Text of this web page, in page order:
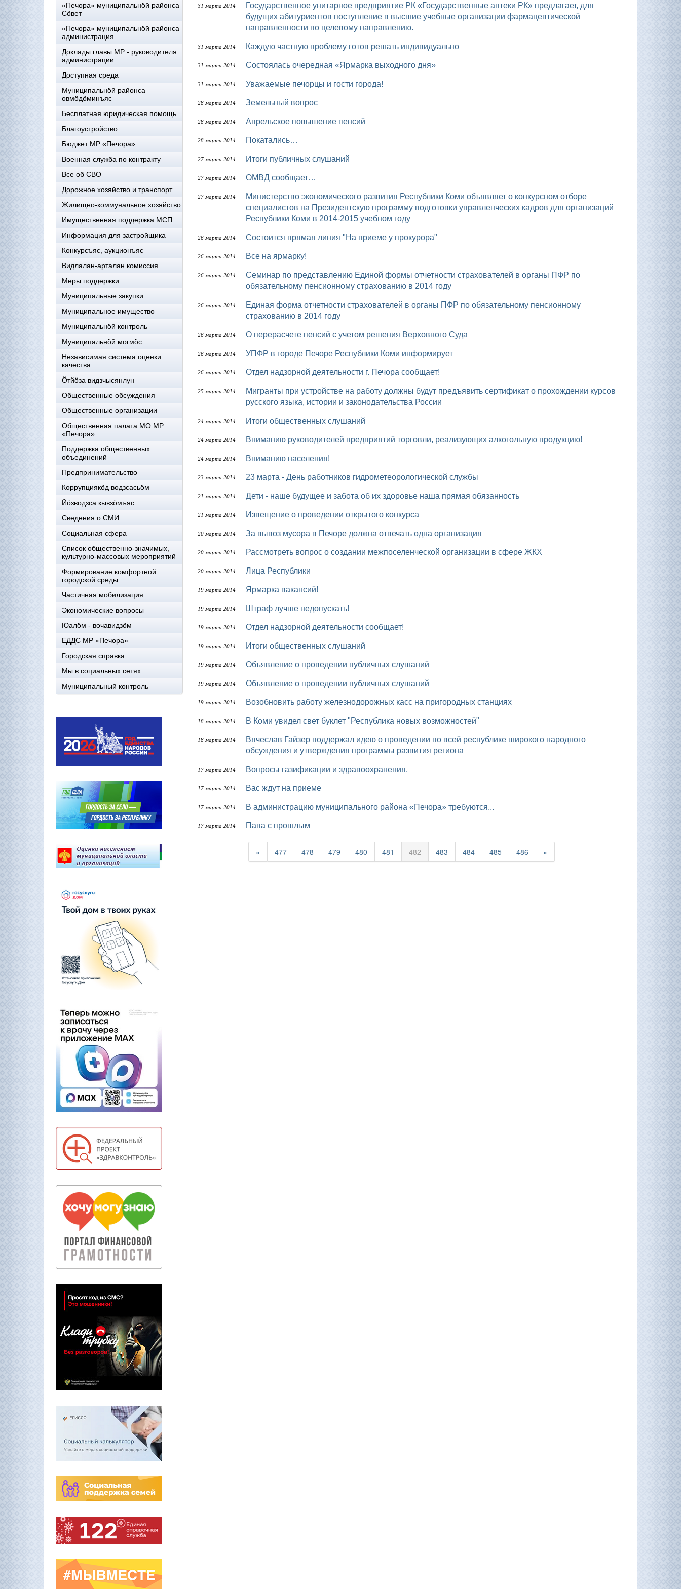
«Печора» муниципальнöй районса
Сöвет
«Печора» муниципальнöй районса
администрация
Доклады главы МР - руководителя
администрации
Доступная среда
Муниципальнöй районса
овмöдöминъяс
Бесплатная юридическая помощь
Благоустройство
Бюджет МР «Печора»
Военная служба по контракту
Все об СВО
Дорожное хозяйство и транспорт
Жилищно-коммунальное хозяйство
Имущественная поддержка МСП
Информация для застройщика
Конкурсъяс, аукционъяс
Видлалан-арталан комиссия
Меры поддержки
Муниципальные закупки
Муниципальное имущество
Муниципальнӧй контроль
Муниципальнöй могмöс
Независимая система оценки
качества
Öтйöза видзчысянлун
Общественные обсуждения
Общественные организации
Общественная палата МО МР
«Печора»
Поддержка общественных
объединений
Предпринимательство
Коррупциякöд водзсасьöм
Йöзводзса кывзöмъяс
Сведения о СМИ
Социальная сфера
Список общественно-значимых,
культурно-массовых мероприятий
Формирование комфортной
городской среды
Частичная мобилизация
Экономические вопросы
Юалӧм - вочавидзӧм
ЕДДС МР «Печора»
Городская справка
Мы в социальных сетях
Муниципальный контроль
31 марта 2014
Государственное унитарное предприятие РК «Государственные аптеки РК» предлагает, для
будущих абитуриентов поступление в высшие учебные организации фармацевтической
направленности по целевому направлению.
31 марта 2014 Каждую частную проблему готов решать индивидуально
31 марта 2014 Состоялась очередная «Ярмарка выходного дня»
31 марта 2014 Уважаемые печорцы и гости города!
28 марта 2014 Земельный вопрос
28 марта 2014 Апрельское повышение пенсий
28 марта 2014 Покатались…
27 марта 2014 Итоги публичных слушаний
27 марта 2014 ОМВД сообщает…
27 марта 2014
Министерство экономического развития Республики Коми объявляет о конкурсном отборе
специалистов на Президентскую программу подготовки управленческих кадров для организаций
Республики Коми в 2014-2015 учебном году
26 марта 2014 Состоится прямая линия "На приеме у прокурора"
26 марта 2014 Все на ярмарку!
26 марта 2014
Семинар по представлению Единой формы отчетности страхователей в органы ПФР по
обязательному пенсионному страхованию в 2014 году
26 марта 2014
Единая форма отчетности страхователей в органы ПФР по обязательному пенсионному
страхованию в 2014 году
26 марта 2014 О перерасчете пенсий с учетом решения Верховного Суда
26 марта 2014 УПФР в городе Печоре Республики Коми информирует
26 марта 2014 Отдел надзорной деятельности г. Печора сообщает!
25 марта 2014
Мигранты при устройстве на работу должны будут предъявить сертификат о прохождении курсов
русского языка, истории и законодательства России
24 марта 2014 Итоги общественных слушаний
24 марта 2014 Вниманию руководителей предприятий торговли, реализующих алкогольную продукцию!
24 марта 2014 Вниманию населения!
23 марта 2014 23 марта - День работников гидрометеорологической службы
21 марта 2014 Дети - наше будущее и забота об их здоровье наша прямая обязанность
21 марта 2014 Извещение о проведении открытого конкурса
20 марта 2014 За вывоз мусора в Печоре должна отвечать одна организация
20 марта 2014 Рассмотреть вопрос о создании межпоселенческой организации в сфере ЖКХ
20 марта 2014 Лица Республики
19 марта 2014 Ярмарка вакансий!
19 марта 2014 Штраф лучше недопускать!
19 марта 2014 Отдел надзорной деятельности сообщает!
19 марта 2014 Итоги общественных слушаний
19 марта 2014 Объявление о проведении публичных слушаний
19 марта 2014 Объявление о проведении публичных слушаний
19 марта 2014 Возобновить работу железнодорожных касс на пригородных станциях
18 марта 2014 В Коми увидел свет буклет "Республика новых возможностей"
18 марта 2014
Вячеслав Гайзер поддержал идею о проведении по всей республике широкого народного
обсуждения и утверждения программы развития региона
17 марта 2014 Вопросы газификации и здравоохранения.
17 марта 2014 Вас ждут на приеме
17 марта 2014 В администрацию муниципального района «Печора» требуются...
17 марта 2014 Папа с прошлым
« 477 478 479 480 481 482 483 484 485 486 »